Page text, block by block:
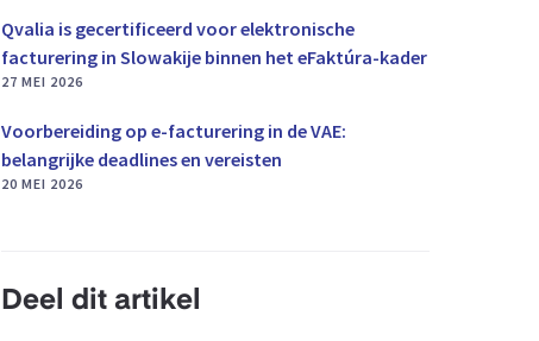
Qvalia is gecertificeerd voor elektronische
facturering in Slowakije binnen het eFaktúra-kader
27 MEI 2026
Voorbereiding op e-facturering in de VAE:
belangrijke deadlines en vereisten
20 MEI 2026
Deel dit artikel